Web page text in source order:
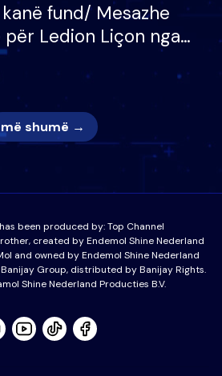
fund/ Mesazhe
Ledion Liçon nga
e tij, moderatori
lotët: Nuk meritoj…
më shumë →
been produced by:Top Channel
created by Endemol Shine Nederland
and owned by Endemol Shine Nederland
Group, distributed by Banijay Rights.
Shine Nederland Producties B.V.